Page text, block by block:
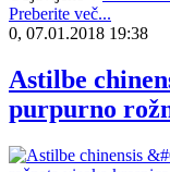
Preberite več...
0, 07.01.2018 19:38
Astilbe
purpurno